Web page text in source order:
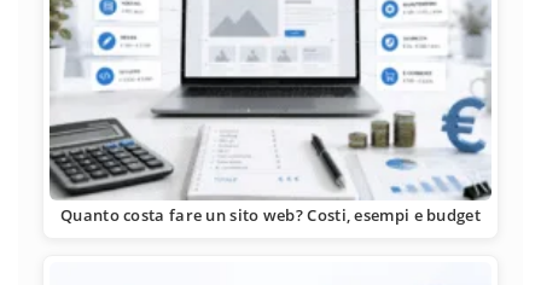
Quanto costa fare un sito web? Costi, esempi e budget